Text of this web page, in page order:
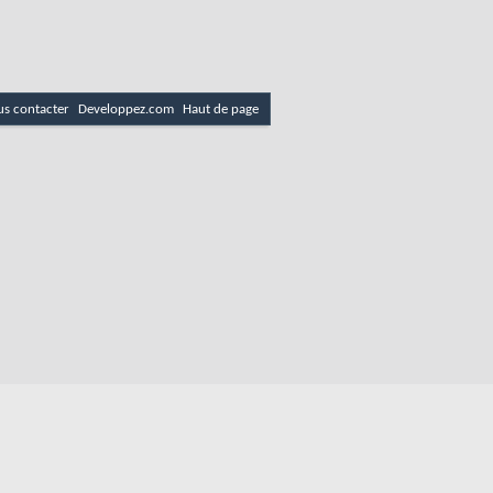
contacter Developpez.com Haut de page